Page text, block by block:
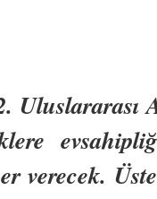
verecek.